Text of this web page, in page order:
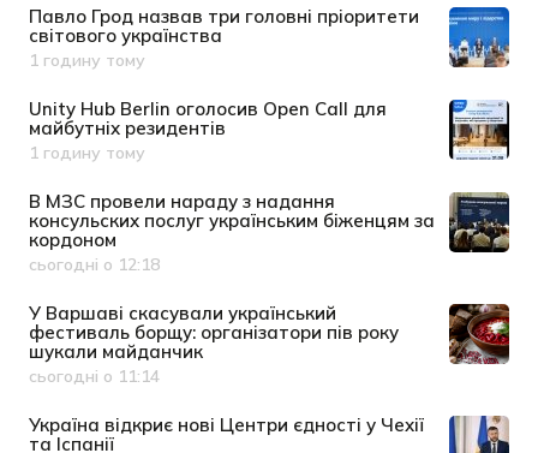
Павло Грод назвав три головні пріоритети
світового українства
Дата публікації
1 годину тому
Unity Hub Berlin оголосив Open Call для
майбутніх резидентів
Дата публікації
1 годину тому
В МЗС провели нараду з надання
консульских послуг українським біженцям за
кордоном
Дата публікації
сьогодні о 12:18
У Варшаві скасували український
фестиваль борщу: організатори пів року
шукали майданчик
Дата публікації
сьогодні о 11:14
Україна відкриє нові Центри єдності у Чехії
та Іспанії